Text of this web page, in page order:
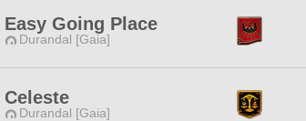
Easy Going Place
Durandal [Gaia]
Celeste
Durandal [Gaia]